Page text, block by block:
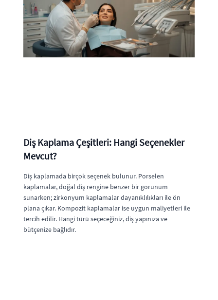
Diş Kaplama Çeşitleri: Hangi Seçenekler
Mevcut?
Diş kaplamada birçok seçenek bulunur. Porselen
kaplamalar, doğal diş rengine benzer bir görünüm
sunarken; zirkonyum kaplamalar dayanıklılıkları ile ön
plana çıkar. Kompozit kaplamalar ise uygun maliyetleri ile
tercih edilir. Hangi türü seçeceğiniz, diş yapınıza ve
bütçenize bağlıdır.